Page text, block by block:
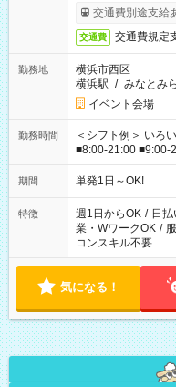
交通費別途支給
交通費 交通費規定
勤務地
横浜市西区
横浜駅 / みなとみ
イベント会場
勤務時間
＜シフト例＞ いろ
■8:00-21:00
期間 単発1日～OK!
特徴 週1日からOK / 日
業・WワークOK /
コンスキル不要
気になる！